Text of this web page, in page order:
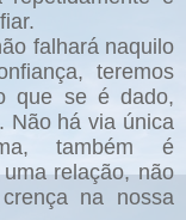
falhará naquilo
teremos
que se é dado,
Não há via única
também é
relação, não
na nossa